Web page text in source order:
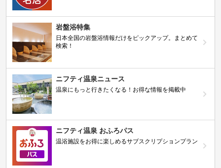
岩盤浴特集
日本全国の岩盤浴情報だけをピックアップ。まとめて
検索！
ニフティ温泉ニュース
温泉にもっと行きたくなる！お得な情報を掲載中
ニフティ温泉 おふろパス
温浴施設をお得に楽しめるサブスクリプションプラン